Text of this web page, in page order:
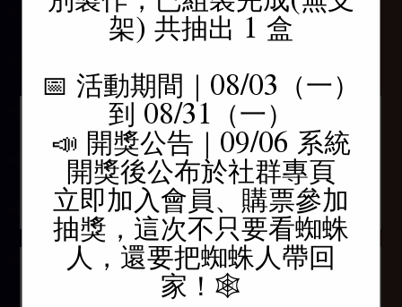
(日文) 電影蠟筆
小新：奇奇怪
怪！我的妖怪假
期
CRAYON SHINCHAN
THE MOVIE SPOOKY!
MY YOKAI VACATION
2026/08/07 上映
愛你致死不渝
2026/08/07 上映
活動快訊
🩸【《愛你致死不渝》
首週觀影特典 限量登
場】🩸
2026.08.06
🕷️ 《蜘蛛人：重生
日》環球會員限定抽
架) 共抽出 1 盒
📅 活動期間｜08/03（一）
到 08/31（一）
📣 開獎公告｜09/06 系統
開獎後公布於社群專頁
立即加入會員、購票參加
抽獎，這次不只要看蜘蛛
人，還要把蜘蛛人帶回
家！🕸️